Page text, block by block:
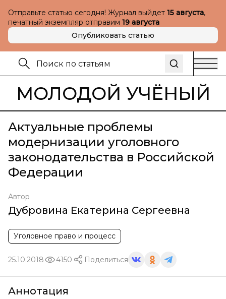
Отправьте статью сегодня! Журнал выйдет 15 августа,
печатный экземпляр отправим 19 августа
Опубликовать статью
МОЛОДОЙ УЧЁНЫЙ
Актуальные проблемы
модернизации уголовного
законодательства в Российской
Федерации
Автор
Дубровина Екатерина Сергеевна
Уголовное право и процесс
25.10.2018 4150 Поделиться
Аннотация